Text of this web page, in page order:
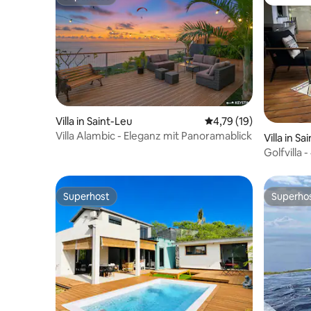
Villa in Saint-Leu Durchschnittliche
4,79 (19)
Villa Alambic - Eleganz mit Panoramablick
Villa in
Golfvilla
Superhost
Superhost